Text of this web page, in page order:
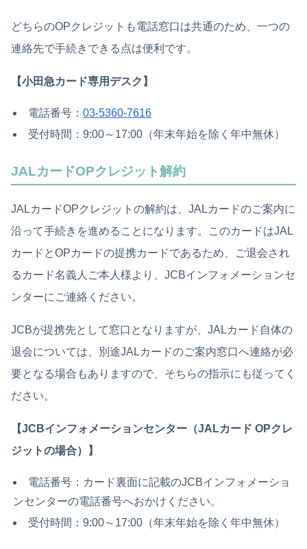
どちらのOPクレジットも電話窓口は共通のため、一つの
連絡先で手続きできる点は便利です。
【小田急カード専用デスク】
電話番号：03-5360-7616
受付時間：9:00～17:00（年末年始を除く年中無休）
JALカードOPクレジット解約
JALカードOPクレジットの解約は、JALカードのご案内に
沿って手続きを進めることになります。このカードはJAL
カードとOPカードの提携カードであるため、ご退会され
るカード名義人ご本人様より、JCBインフォメーションセ
ンターにご連絡ください。
JCBが提携先として窓口となりますが、JALカード自体の
退会については、別途JALカードのご案内窓口へ連絡が必
要となる場合もありますので、そちらの指示にも従ってく
ださい。
【JCBインフォメーションセンター（JALカード OPクレ
ジットの場合）】
電話番号：カード裏面に記載のJCBインフォメーショ
ンセンターの電話番号へおかけください。
受付時間：9:00～17:00（年末年始を除く年中無休）